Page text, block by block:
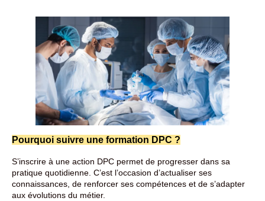
Pourquoi suivre une formation DPC ?
S’inscrire à une action DPC permet de progresser dans sa
pratique quotidienne. C’est l’occasion d’actualiser ses
connaissances, de renforcer ses compétences et de s’adapter
aux évolutions du métier.